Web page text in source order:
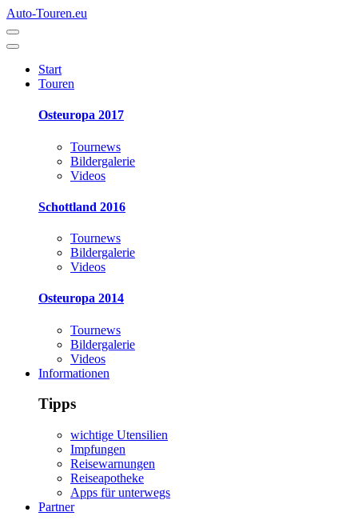
Auto-Touren.eu
Start
Touren
Osteuropa 2017
Tournews
Bildergalerie
Videos
Schottland 2016
Tournews
Bildergalerie
Videos
Osteuropa 2014
Tournews
Bildergalerie
Videos
Informationen
Tipps
wichtige Utensilien
Impfungen
Reisewarnungen
Reiseapotheke
Apps für unterwegs
Partner